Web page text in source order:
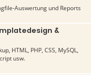
Auswertung und Reports
&
HTML, PHP, CSS, MySQL,
usw.